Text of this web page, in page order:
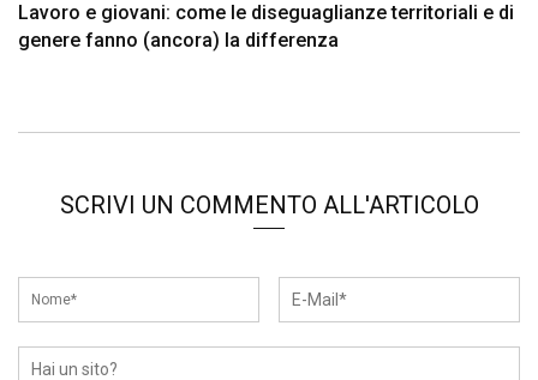
Lavoro e giovani: come le diseguaglianze territoriali e di
genere fanno (ancora) la differenza
SCRIVI UN COMMENTO ALL'ARTICOLO